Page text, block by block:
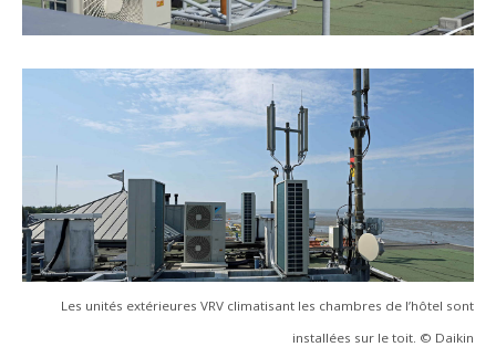
Les unités extérieures VRV climatisant les chambres de l’hôtel sont
installées sur le toit. © Daikin